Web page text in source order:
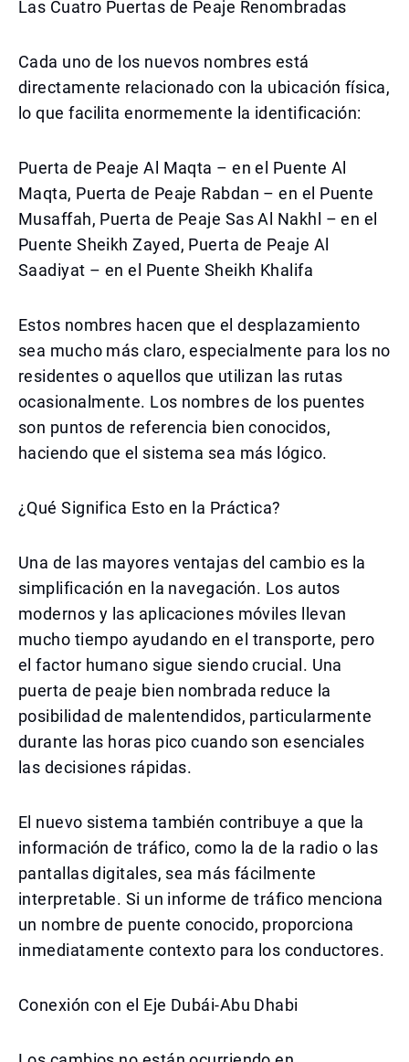
Las Cuatro Puertas de Peaje Renombradas
Cada uno de los nuevos nombres está
directamente relacionado con la ubicación física,
lo que facilita enormemente la identificación:
Puerta de Peaje Al Maqta – en el Puente Al
Maqta, Puerta de Peaje Rabdan – en el Puente
Musaffah, Puerta de Peaje Sas Al Nakhl – en el
Puente Sheikh Zayed, Puerta de Peaje Al
Saadiyat – en el Puente Sheikh Khalifa
Estos nombres hacen que el desplazamiento
sea mucho más claro, especialmente para los no
residentes o aquellos que utilizan las rutas
ocasionalmente. Los nombres de los puentes
son puntos de referencia bien conocidos,
haciendo que el sistema sea más lógico.
¿Qué Significa Esto en la Práctica?
Una de las mayores ventajas del cambio es la
simplificación en la navegación. Los autos
modernos y las aplicaciones móviles llevan
mucho tiempo ayudando en el transporte, pero
el factor humano sigue siendo crucial. Una
puerta de peaje bien nombrada reduce la
posibilidad de malentendidos, particularmente
durante las horas pico cuando son esenciales
las decisiones rápidas.
El nuevo sistema también contribuye a que la
información de tráfico, como la de la radio o las
pantallas digitales, sea más fácilmente
interpretable. Si un informe de tráfico menciona
un nombre de puente conocido, proporciona
inmediatamente contexto para los conductores.
Conexión con el Eje Dubái-Abu Dhabi